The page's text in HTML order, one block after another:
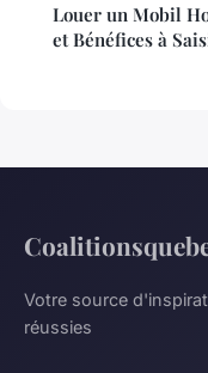
Louer un Mobil
et Bénéfices à
Votre source
réussies